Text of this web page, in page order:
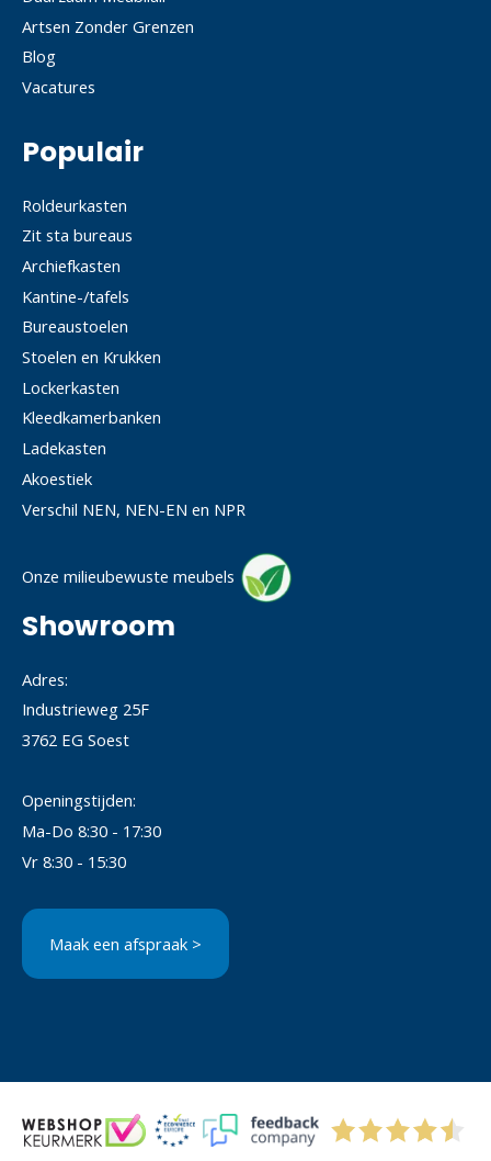
Artsen Zonder Grenzen
Blog
Vacatures
Populair
Roldeurkasten
Zit sta bureaus
Archiefkasten
Kantine-/tafels
Bureaustoelen
Stoelen en Krukken
Lockerkasten
Kleedkamerbanken
Ladekasten
Akoestiek
Verschil NEN, NEN-EN en NPR
Onze milieubewuste meubels
Showroom
Adres:
Industrieweg 25F
3762 EG Soest
Openingstijden:
Ma-Do 8:30 - 17:30
Vr 8:30 - 15:30
Maak een afspraak >